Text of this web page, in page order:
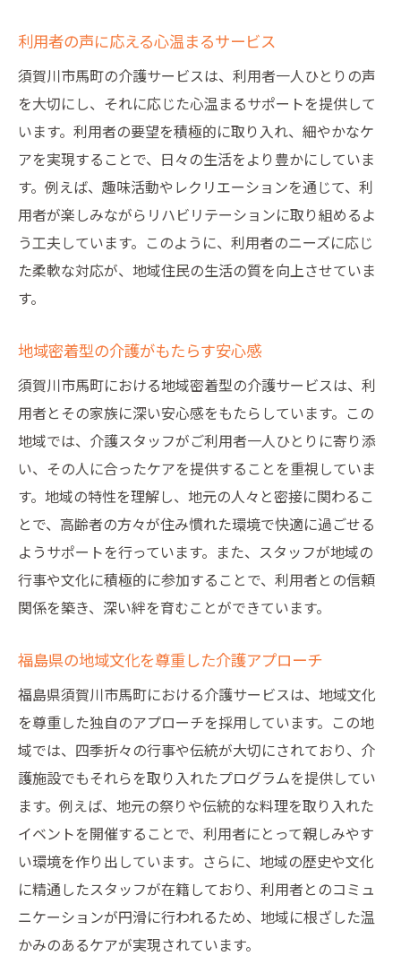
個々のニーズに合わせた介護プログラム
地域で人気の介護アクティビティ
笑顔を生む介護イベントの紹介
利用者の生活を彩る多彩なプログラム
地域社会と連携した心温まる介護体験の提供
地域社会との絆で実現する介護体験
地域の声を活かした介護サービス
地域イベントとの連携で利用者を楽しませ
住民参加型の介護活動
地域連携で広がる介護の可能性
デイサービスの役割高齢者の生活の質向上を目
指して
デイサービスがもたらす生活の変化
高齢者の社会参加を促進するデイサービス
生活の質を高めるデイサービスの魅力
利用者の声から見るデイサービスの効果
デイサービスで広がる交流の輪
便利なアクセス環境がもたらす豊かな介護時間
交通の便が良い介護施設の魅力
快適なアクセスで介護時間を充実
利用者と家族に優しいアクセス環境
須賀川市周辺のアクセス情報と介護サービ
ス
アクセスの良さがもたらす安心感
便利な立地が支える日々の介護
須賀川市での介護サービスがもたらす暮らしの
安心感
利用者の声に応える心温まるサービス
須賀川市馬町の介護サービスは、利用者一人ひとりの声
を大切にし、それに応じた心温まるサポートを提供して
います。利用者の要望を積極的に取り入れ、細やかなケ
アを実現することで、日々の生活をより豊かにしていま
す。例えば、趣味活動やレクリエーションを通じて、利
用者が楽しみながらリハビリテーションに取り組めるよ
う工夫しています。このように、利用者のニーズに応じ
た柔軟な対応が、地域住民の生活の質を向上させていま
す。
地域密着型の介護がもたらす安心感
須賀川市馬町における地域密着型の介護サービスは、利
用者とその家族に深い安心感をもたらしています。この
地域では、介護スタッフがご利用者一人ひとりに寄り添
い、その人に合ったケアを提供することを重視していま
す。地域の特性を理解し、地元の人々と密接に関わるこ
とで、高齢者の方々が住み慣れた環境で快適に過ごせる
ようサポートを行っています。また、スタッフが地域の
行事や文化に積極的に参加することで、利用者との信頼
関係を築き、深い絆を育むことができています。
福島県の地域文化を尊重した介護アプローチ
福島県須賀川市馬町における介護サービスは、地域文化
を尊重した独自のアプローチを採用しています。この地
域では、四季折々の行事や伝統が大切にされており、介
護施設でもそれらを取り入れたプログラムを提供してい
ます。例えば、地元の祭りや伝統的な料理を取り入れた
イベントを開催することで、利用者にとって親しみやす
い環境を作り出しています。さらに、地域の歴史や文化
に精通したスタッフが在籍しており、利用者とのコミュ
ニケーションが円滑に行われるため、地域に根ざした温
かみのあるケアが実現されています。